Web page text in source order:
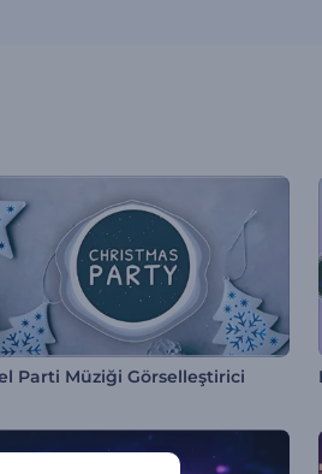
Parti Müziği Görselleştirici